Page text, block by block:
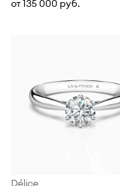
от 135 000 руб.
Délice